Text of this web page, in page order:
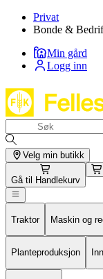
Privat
Bonde &
Min gård
Logg inn
Velg min butikk
Gå til Handlekurv
Traktor Maskin og
Planteproduksjon